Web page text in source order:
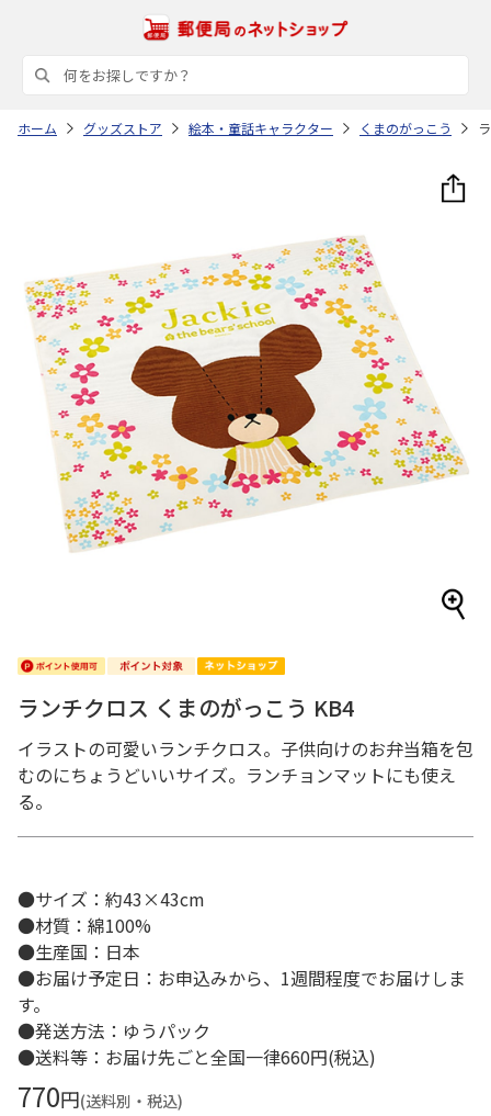
ホーム グッズストア 絵本・童話キャラクター くまのがっこう
ランチクロス くまのがっこう KB4
イラストの可愛いランチクロス。子供向けのお弁当箱を包
むのにちょうどいいサイズ。ランチョンマットにも使え
る。
●サイズ：約43×43cm
●材質：綿100%
●生産国：日本
●お届け予定日：お申込みから、1週間程度でお届けしま
す。
●発送方法：ゆうパック
●送料等：お届け先ごと全国一律660円(税込)
770円(送料別・税込)